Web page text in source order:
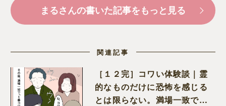
まるさんの書いた記事をもっと見る
関連記事
［１２完］コワい体験談｜霊
的なものだけに恐怖を感じる
とは限らない。満場一致でコ